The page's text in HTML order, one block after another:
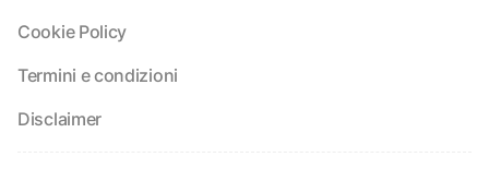
Cookie Policy
Termini e condizioni
Disclaimer